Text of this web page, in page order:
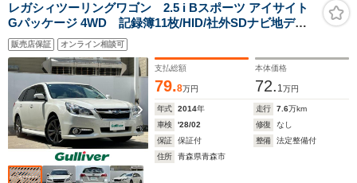
レガシィツーリングワゴン 2.5 i Bスポーツ アイサイト
Gパッケージ 4WD 記録簿11枚/HID/社外SDナビ地デジ/
スマキ
販売店保証 オンライン相談可
支払総額
79.8万円
本体価格
72. 1万円
年式 2014年 走行 7.6万km
車検
'28/02 修復
なし
保証
保証付 整備
法定整備付
住所
青森県青森市